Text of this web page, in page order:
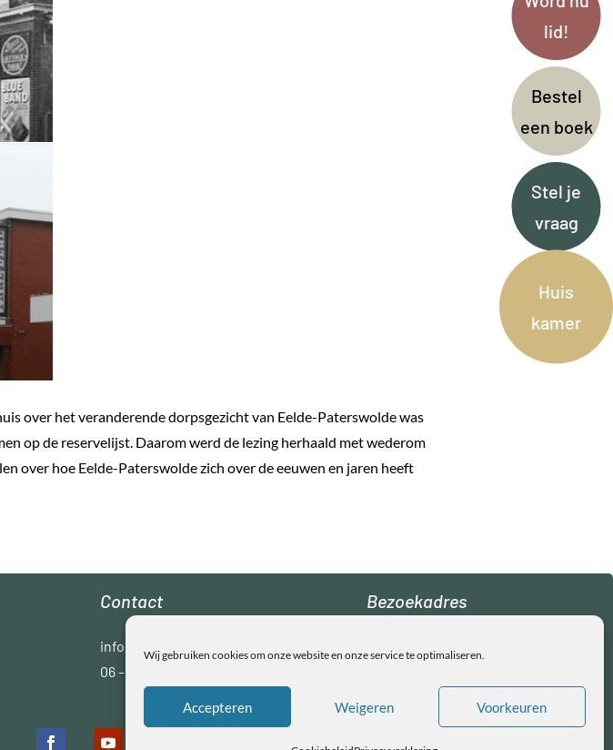
Wij gebruiken cookies om onze website en onze service te optimaliseren.
Accepteren Weigeren Voorkeuren
lid!
Bestel
een boek
Stel je
vraag
Huis
kamer
over het veranderende dorpsgezicht van Eelde-Paterswolde was
op de reservelijst. Daarom werd de lezing herhaald met wederom
over hoe Eelde-Paterswolde zich over de eeuwen en jaren heeft
Contact
info@oleel.nl
06 – 55715878
Bezoekadres